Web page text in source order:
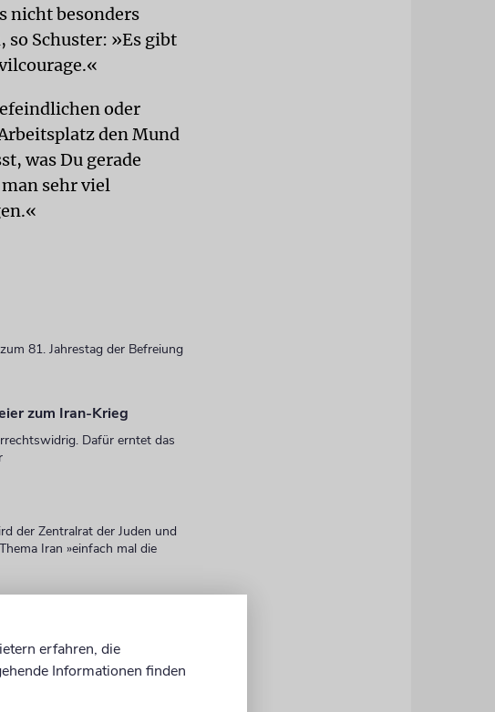
nicht besonders
Schuster: »Es gibt
oder
den Mund
was Du gerade
sehr viel
81. Jahrestag der Befreiung
zum Iran-Krieg
Dafür erntet das
der Zentralrat der Juden und
Iran »einfach mal die
Fanatismus und
erfahren, die
Informationen finden